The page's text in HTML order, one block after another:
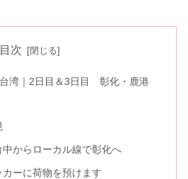
目次
湾｜2日目＆3日目 彰化・鹿港
からローカル線で彰化へ
ーに荷物を預けます